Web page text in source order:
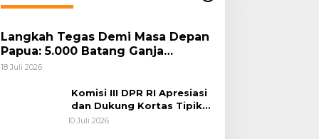
Langkah Tegas Demi Masa Depan
Papua: 5.000 Batang Ganja
Berhasil Diungkap Koops TNI
18 Juli 2026
Komisi III DPR RI Apresiasi
dan Dukung Kortas Tipikor
Polri Usut Dugaan Korupsi
10 Juli 2026